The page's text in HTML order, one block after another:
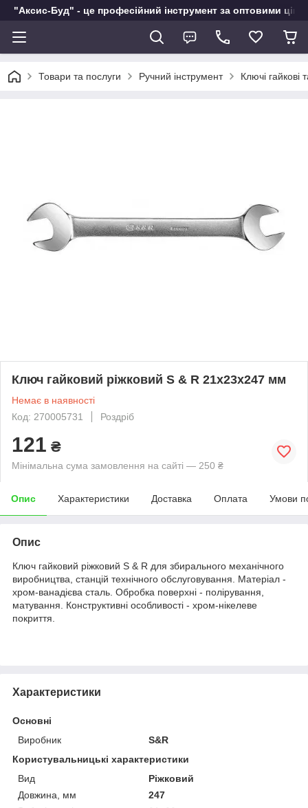
"Аксис-Буд" - це професійний інструмент за оптовими
Товари та послуги Ручний інструмент Ключі гайкові
Ключ гайковий ріжковий S & R 21х23х247 мм
Немає в наявності
Код: 270005731
Роздріб
121 ₴
Мінімальна сума замовлення на сайті — 250 ₴
Опис Характеристики Доставка Оплата Умови
Опис
Ключ гайковий ріжковий S & R для збирального механічного
виробництва, станцій технічного обслуговування. Матеріал -
хром-ванадієва сталь. Обробка поверхні - полірування,
матування. Конструктивні особливості - хром-нікелеве
покриття.
Характеристики
Основні
Виробник
S&R
Користувальницькі характеристики
Вид
Ріжковий
Довжина, мм
247